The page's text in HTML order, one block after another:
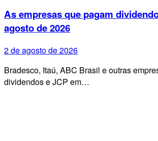
As empresas que pagam
agosto de 2026
2 de agosto de 2026
Bradesco, Itaú, ABC Brasil e outras
dividendos e JCP em…